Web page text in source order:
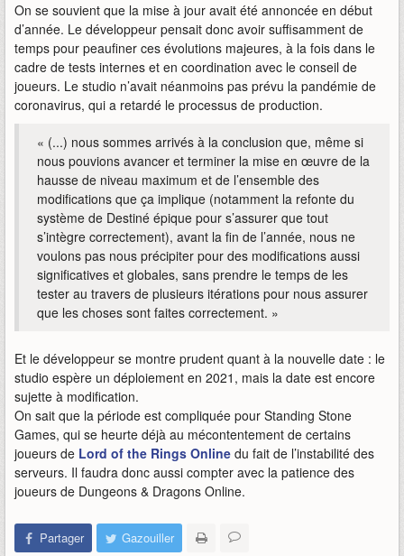
On se souvient que la mise à jour avait été annoncée en début
d’année. Le développeur pensait donc avoir suffisamment de
temps pour peaufiner ces évolutions majeures, à la fois dans le
cadre de tests internes et en coordination avec le conseil de
joueurs. Le studio n’avait néanmoins pas prévu la pandémie de
coronavirus, qui a retardé le processus de production.
« (...) nous sommes arrivés à la conclusion que, même si
nous pouvions avancer et terminer la mise en œuvre de la
hausse de niveau maximum et de l’ensemble des
modifications que ça implique (notamment la refonte du
système de Destiné épique pour s’assurer que tout
s’intègre correctement), avant la fin de l’année, nous ne
voulons pas nous précipiter pour des modifications aussi
significatives et globales, sans prendre le temps de les
tester au travers de plusieurs itérations pour nous assurer
que les choses sont faites correctement. »
Et le développeur se montre prudent quant à la nouvelle date : le
studio espère un déploiement en 2021, mais la date est encore
sujette à modification.
On sait que la période est compliquée pour Standing Stone
Games, qui se heurte déjà au mécontentement de certains
joueurs de Lord of the Rings Online du fait de l’instabilité des
serveurs. Il faudra donc aussi compter avec la patience des
joueurs de Dungeons & Dragons Online.
Partager Gazouiller